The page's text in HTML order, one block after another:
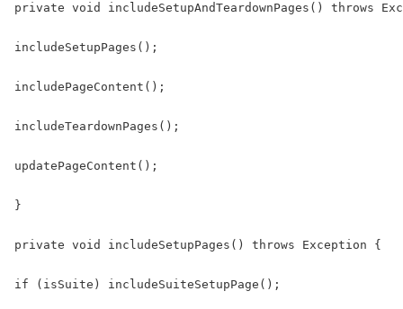
private void includeSetupAndTeardownPages() throws
includeSetupPages();
includePageContent();
includeTeardownPages();
updatePageContent();
}
private void includeSetupPages() throws Exception {
if (isSuite) includeSuiteSetupPage();